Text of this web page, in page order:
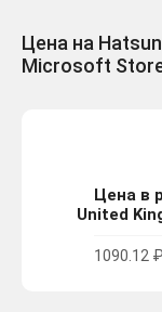
Цена на
Microsoft
Цена в
United
1090.12